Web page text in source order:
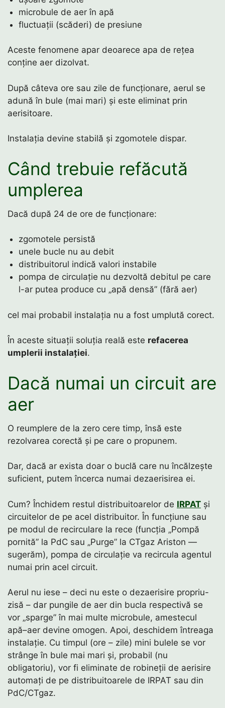
microbule de aer în apă
fluctuații (scăderi) de presiune
Aceste fenomene apar deoarece apa de rețea
conține aer dizolvat.
După câteva ore sau zile de funcționare, aerul se
adună în bule (mai mari) și este eliminat prin
aerisitoare.
Instalația devine stabilă și zgomotele dispar.
Când trebuie refăcută
umplerea
Dacă după 24 de ore de funcționare:
zgomotele persistă
unele bucle nu au debit
distribuitorul indică valori instabile
pompa de circulație nu dezvoltă debitul pe care
l-ar putea produce cu „apă densă” (fără aer)
cel mai probabil instalația nu a fost umplută corect.
În aceste situații soluția reală este refacerea
umplerii instalației.
Dacă numai un circuit are
aer
O reumplere de la zero cere timp, însă este
rezolvarea corectă și pe care o propunem.
Dar, dacă ar exista doar o buclă care nu încălzește
suficient, putem încerca numai dezaerisirea ei.
Cum? Închidem restul distribuitoarelor de IRPAT și
circuitelor de pe acel distribuitor. În funcțiune sau
pe modul de recirculare la rece (funcția „Pompă
pornită” la PdC sau „Purge” la CTgaz Ariston —
sugerăm), pompa de circulație va recircula agentul
numai prin acel circuit.
Aerul nu iese – deci nu este o dezaerisire propriu-
zisă – dar pungile de aer din bucla respectivă se
vor „sparge” în mai multe microbule, amestecul
apă–aer devine omogen. Apoi, deschidem întreaga
instalație. Cu timpul (ore – zile) mini bulele se vor
strânge în bule mai mari și, probabil (nu
obligatoriu), vor fi eliminate de robineții de aerisire
automați de pe distribuitoarele de IRPAT sau din
PdC/CTgaz.